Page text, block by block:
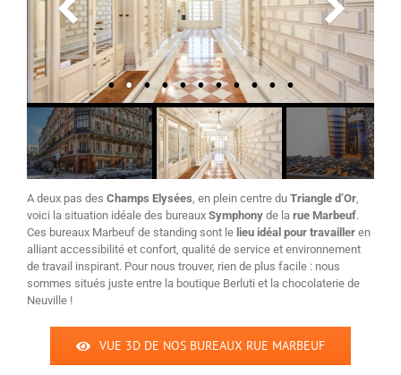
A deux pas des Champs Elysées, en plein centre du Triangle d’Or,
voici la situation idéale des bureaux Symphony de la rue Marbeuf.
Ces bureaux Marbeuf de standing sont le lieu idéal pour travailler en
alliant accessibilité et confort, qualité de service et environnement
de travail inspirant. Pour nous trouver, rien de plus facile : nous
sommes situés juste entre la boutique Berluti et la chocolaterie de
Neuville !
VUE 3D DE NOS BUREAUX RUE MARBEUF